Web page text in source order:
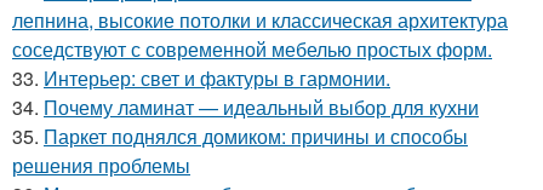
лепнина, высокие потолки и классическая архитектура
соседствуют с современной мебелью простых форм.
33. Интерьер: свет и фактуры в гармонии.
34. Почему ламинат — идеальный выбор для кухни
35. Паркет поднялся домиком: причины и способы
решения проблемы